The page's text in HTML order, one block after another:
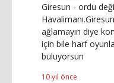
Giresun - ordu
ağlamayın diye
için bile harf
buluyorsun
10 yıl önce